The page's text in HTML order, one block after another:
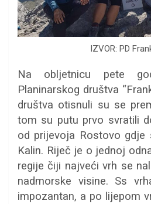
IZVOR: PD
Na obljetnicu pete
Planinarskog društva
društva otisnuli su se
tom su putu prvo svratili
od prijevoja Rostovo gdje
Kalin. Riječ je o jednoj
regije čiji najveći vrh se
nadmorske visine. Ss
impozantan, a po lijepom